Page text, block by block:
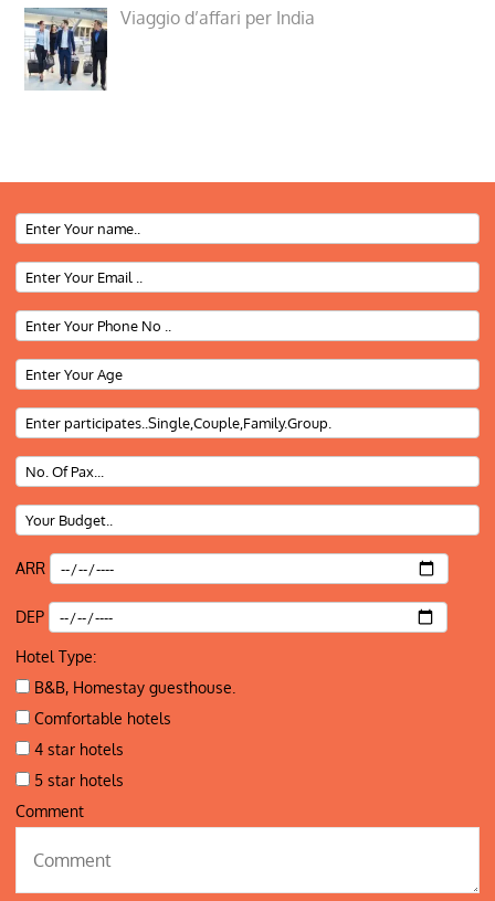
Viaggio d’affari per India
ARR
DEP
Hotel Type:
B&B, Homestay guesthouse.
Comfortable hotels
4 star hotels
5 star hotels
Comment